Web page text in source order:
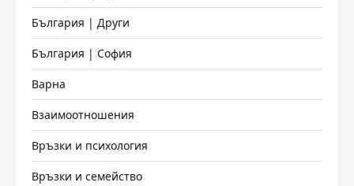
България | Други
България | София
Варна
Взаимоотношения
Връзки и психология
Връзки и семейство